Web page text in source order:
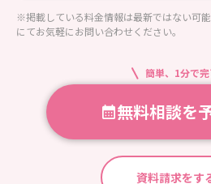
※掲載している料金情報は最新ではない可
にてお気軽にお問い合わせください。
簡単、1分で完
無料相談を
資料請求をす